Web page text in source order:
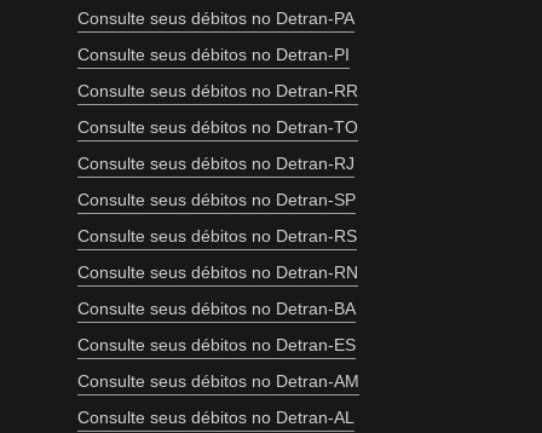
Consulte seus débitos no Detran-PA
Consulte seus débitos no Detran-PI
Consulte seus débitos no Detran-RR
Consulte seus débitos no Detran-TO
Consulte seus débitos no Detran-RJ
Consulte seus débitos no Detran-SP
Consulte seus débitos no Detran-RS
Consulte seus débitos no Detran-RN
Consulte seus débitos no Detran-BA
Consulte seus débitos no Detran-ES
Consulte seus débitos no Detran-AM
Consulte seus débitos no Detran-AL